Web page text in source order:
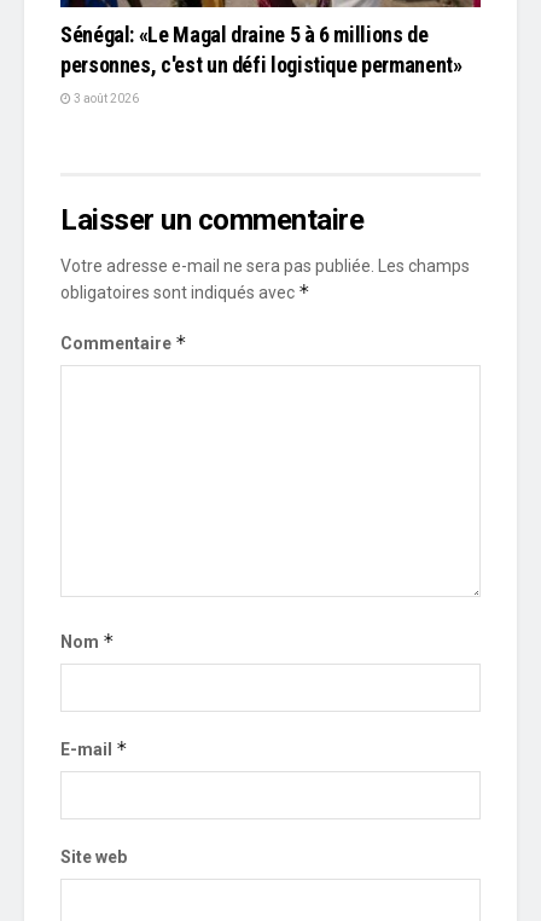
Sénégal: «Le Magal draine 5 à 6 millions de
personnes, c'est un défi logistique permanent»
3 août 2026
Laisser un commentaire
Votre adresse e-mail ne sera pas publiée. Les champs
obligatoires sont indiqués avec *
Commentaire *
Nom *
E-mail *
Site web